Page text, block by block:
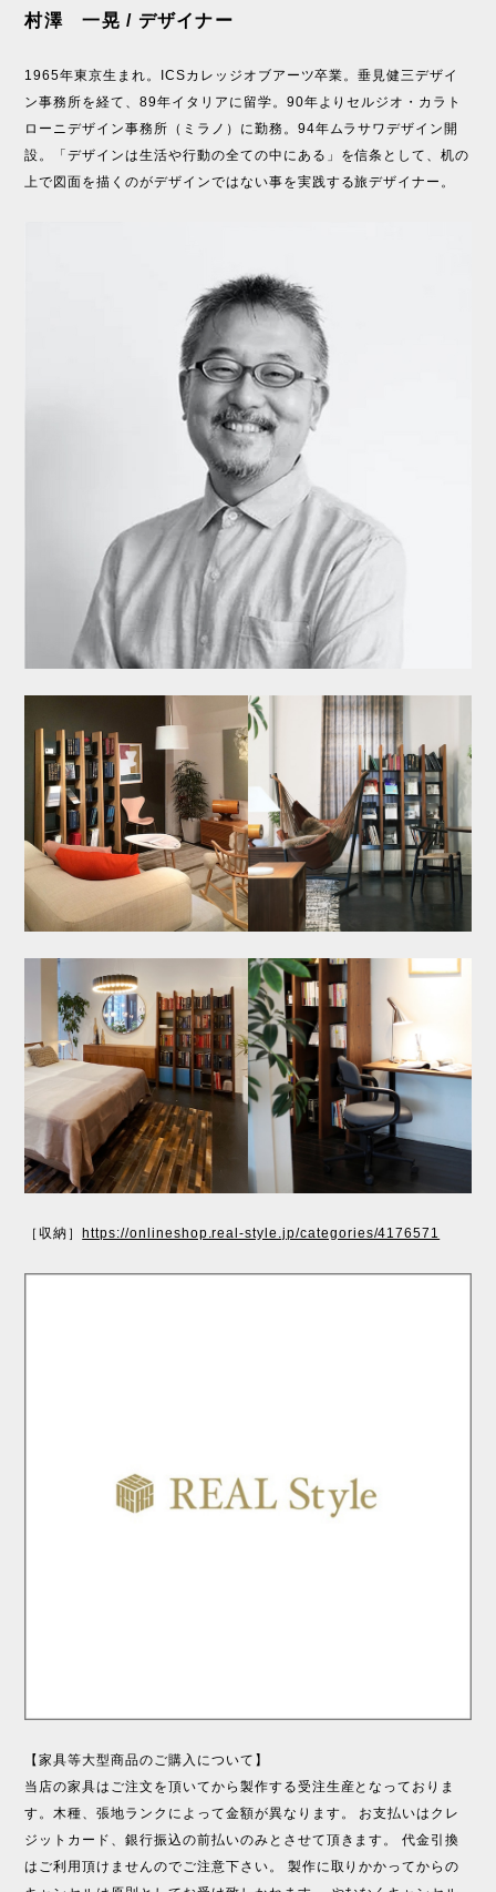
村澤 一晃 / デザイナー
1965年東京生まれ。ICSカレッジオブアーツ卒業。垂見健三デザイ
ン事務所を経て、89年イタリアに留学。90年よりセルジオ・カラト
ローニデザイン事務所（ミラノ）に勤務。94年ムラサワデザイン開
設。「デザインは生活や行動の全ての中にある」を信条として、机の
上で図面を描くのがデザインではない事を実践する旅デザイナー。
［収納］ https://onlineshop.real-style.jp/categories/4176571
【家具等大型商品のご購入について】
当店の家具はご注文を頂いてから製作する受注生産となっておりま
す。木種、張地ランクによって金額が異なります。 お支払いはクレ
ジットカード、銀行振込の前払いのみとさせて頂きます。 代金引換
はご利用頂けませんのでご注意下さい。 製作に取りかかってからの